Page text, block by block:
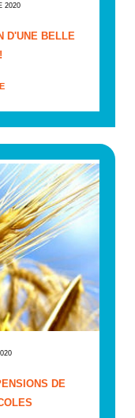
2020
D'UNE BELLE
DE